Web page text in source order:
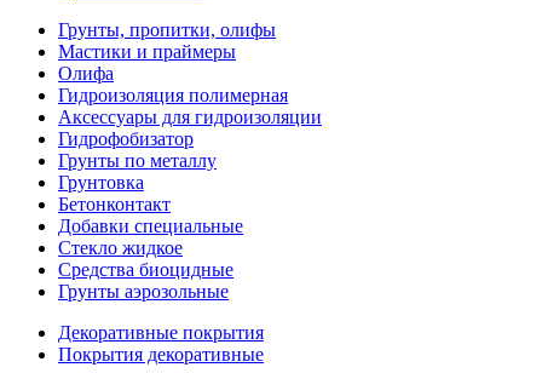
Грунты, пропитки, олифы
Мастики и праймеры
Олифа
Гидроизоляция полимерная
Аксессуары для гидроизоляции
Гидрофобизатор
Грунты по металлу
Грунтовка
Бетонконтакт
Добавки специальные
Стекло жидкое
Средства биоцидные
Грунты аэрозольные
Декоративные покрытия
Покрытия декоративные